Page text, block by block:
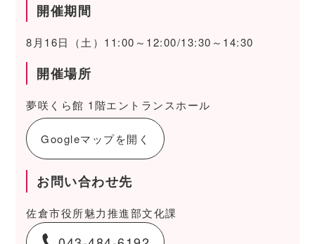
開催期間
8月16日（土）11:00～12:00/13:30～14:30
開催場所
夢咲くら館 1階エントランスホール
Googleマップを開く
お問い合わせ先
佐倉市役所魅力推進部文化課